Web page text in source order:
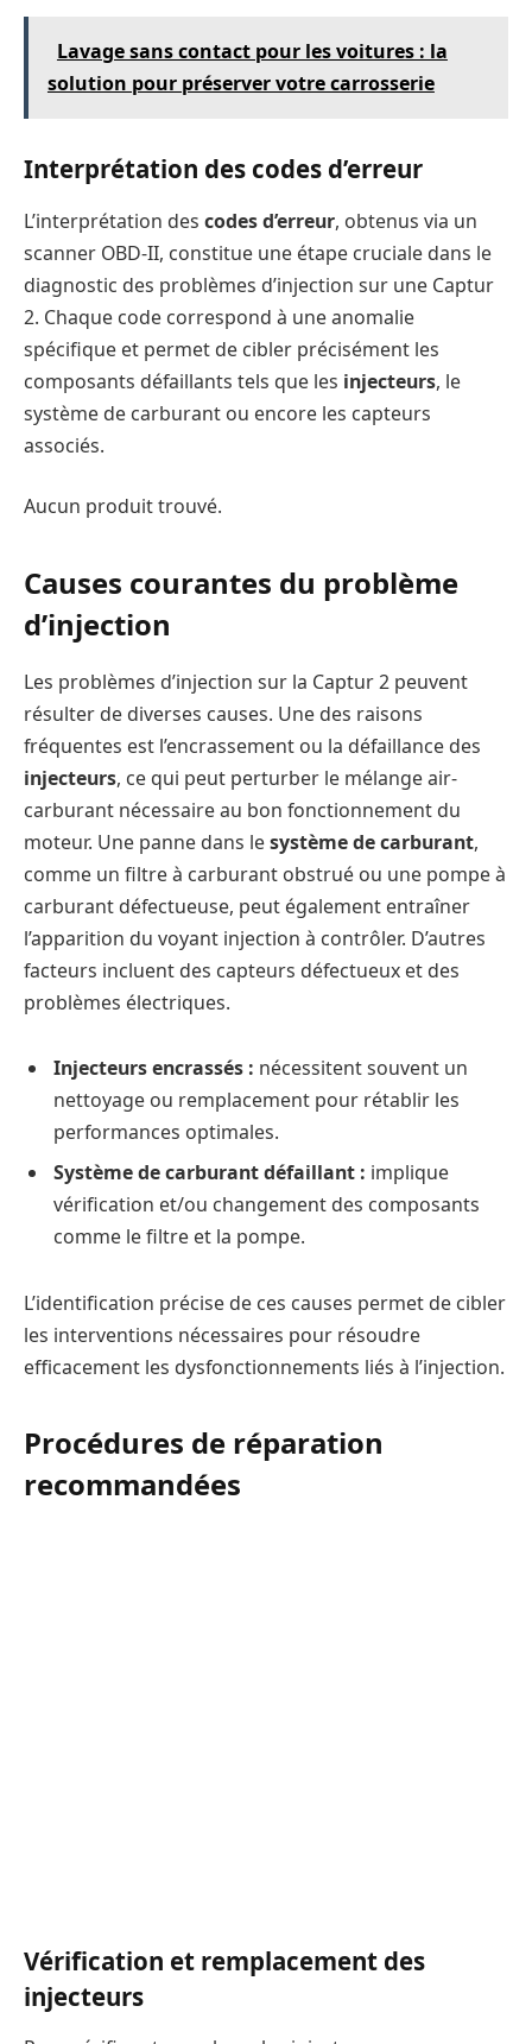
Lavage sans contact pour les voitures : la
solution pour préserver votre carrosserie
Interprétation des codes d’erreur
L’interprétation des codes d’erreur, obtenus via un
scanner OBD-II, constitue une étape cruciale dans le
diagnostic des problèmes d’injection sur une Captur
2. Chaque code correspond à une anomalie
spécifique et permet de cibler précisément les
composants défaillants tels que les injecteurs, le
système de carburant ou encore les capteurs
associés.
Aucun produit trouvé.
Causes courantes du problème
d’injection
Les problèmes d’injection sur la Captur 2 peuvent
résulter de diverses causes. Une des raisons
fréquentes est l’encrassement ou la défaillance des
injecteurs, ce qui peut perturber le mélange air-
carburant nécessaire au bon fonctionnement du
moteur. Une panne dans lesystème de carburant,
comme un filtre à carburant obstrué ou une pompe à
carburant défectueuse, peut également entraîner
l’apparition du voyant injection à contrôler. D’autres
facteurs incluent des capteurs défectueux et des
problèmes électriques.
Injecteurs encrassés : nécessitent souvent un
nettoyage ou remplacement pour rétablir les
performances optimales.
Système de carburant défaillant : implique
vérification et/ou changement des composants
comme le filtre et la pompe.
L’identification précise de ces causes permet de cibler
les interventions nécessaires pour résoudre
efficacement les dysfonctionnements liés à l’injection.
Procédures de réparation
recommandées
Vérification et remplacement des
injecteurs